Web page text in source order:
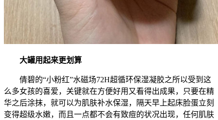
大罐用起来更划算
倩碧的“小粉红”水磁场72H超循环保湿凝胶之所以受到这
么多女孩的喜爱，关键就在方便好用又看得出成果，只要在精
华之后涂抹，就可以为肌肤补水保湿，隔天早上起床脸蛋立刻
变得超级水嫩，而且一点都不会有致痘的状况出现，任何肌肤